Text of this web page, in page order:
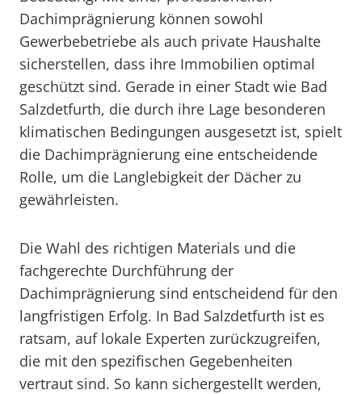
Dachimprägnierung können sowohl
Gewerbebetriebe als auch private Haushalte
sicherstellen, dass ihre Immobilien optimal
geschützt sind. Gerade in einer Stadt wie Bad
Salzdetfurth, die durch ihre Lage besonderen
klimatischen Bedingungen ausgesetzt ist, spielt
die Dachimprägnierung eine entscheidende
Rolle, um die Langlebigkeit der Dächer zu
gewährleisten.
Die Wahl des richtigen Materials und die
fachgerechte Durchführung der
Dachimprägnierung sind entscheidend für den
langfristigen Erfolg. In Bad Salzdetfurth ist es
ratsam, auf lokale Experten zurückzugreifen,
die mit den spezifischen Gegebenheiten
vertraut sind. So kann sichergestellt werden,